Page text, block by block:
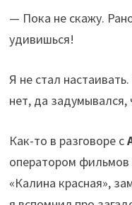
— Пока не скажу.
удивишься!
Я не стал
нет, да
Как-то в разговоре с
оператором фильмов
«Калина красная»,